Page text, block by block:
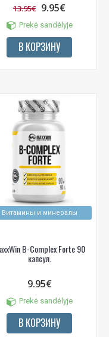
13.95€ 9.95€
Prekė sandėlyje
В КОРЗИНУ
Витамины и минералы
B-Complex Forte 90
капсул.
9.95€
Prekė sandėlyje
В КОРЗИНУ